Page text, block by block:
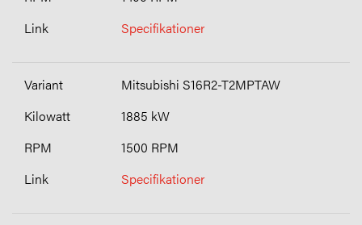
Specifikationer
Mitsubishi S16R2-T2MPTAW
1885 kW
1500 RPM
Specifikationer